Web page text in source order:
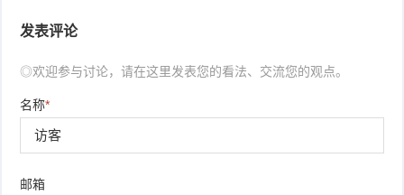
发表评论
◎欢迎参与讨论，请在这里发表您的看法、交流您的观点。
名称*
邮箱